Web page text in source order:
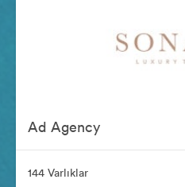
Ad Agency
144 Varlıklar